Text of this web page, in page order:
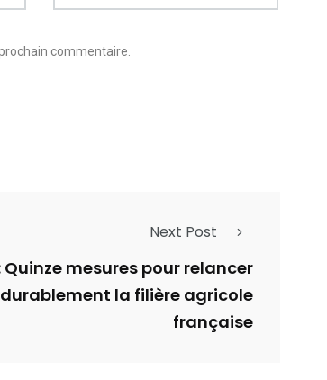
commentaire.
Next Post
Quinze mesures pour relancer
durablement la filière agricole
française